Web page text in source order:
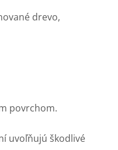
drevo,
povrchom.
uvoľňujú škodlivé